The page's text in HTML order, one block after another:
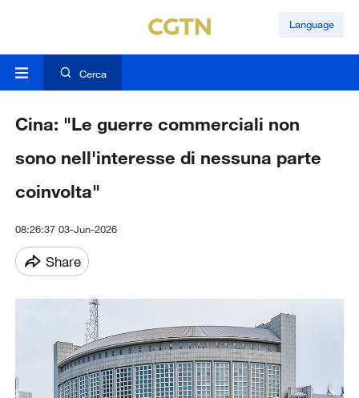
Language
Cerca
Cina: "Le guerre commerciali non
sono nell'interesse di nessuna parte
coinvolta"
08:26:37 03-Jun-2026
Share